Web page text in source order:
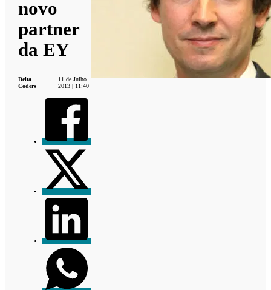
novo
partner
da EY
Delta
Coders
11 de Julho
2013 | 11:40